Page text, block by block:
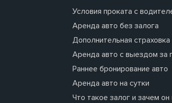
Условия проката с
Аренда авто без залога
Дополнительная страховка
Аренда авто с выездом за
Раннее бронирование авто
Аренда авто на сутки
Что такое залог и зачем он